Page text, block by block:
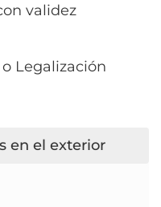
validez
Legalización
en el exterior